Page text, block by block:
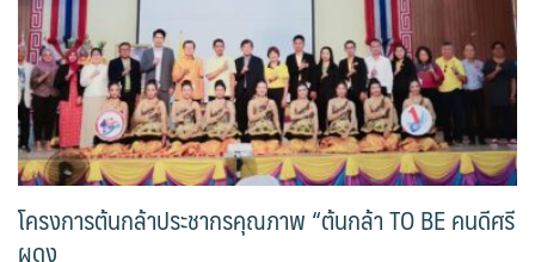
โครงการต้นกล้าประชากรคุณภาพ “ต้นกล้า TO BE คนดีศรี
ผดุง